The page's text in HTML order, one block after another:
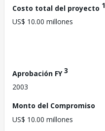
Costo total del proyecto 1
US$ 10.00 millones
Aprobación FY3
2003
Monto del Compromiso
US$ 10.00 millones